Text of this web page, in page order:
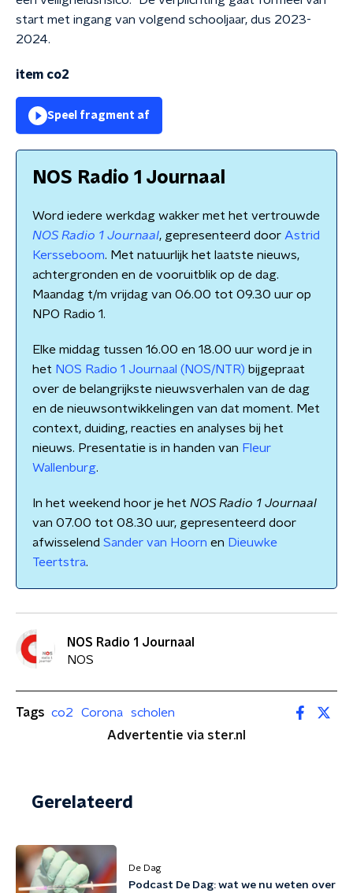
start met ingang van volgend schooljaar, dus 2023-
2024.
item co2
Speel fragment af
NOS Radio 1 Journaal
Word iedere werkdag wakker met het vertrouwde
NOS Radio 1 Journaal, gepresenteerd door Astrid
Kersseboom. Met natuurlijk het laatste nieuws,
achtergronden en de vooruitblik op de dag.
Maandag t/m vrijdag van 06.00 tot 09.30 uur op
NPO Radio 1.
Elke middag tussen 16.00 en 18.00 uur word je in
het NOS Radio 1 Journaal (NOS/NTR) bijgepraat
over de belangrijkste nieuwsverhalen van de dag
en de nieuwsontwikkelingen van dat moment. Met
context, duiding, reacties en analyses bij het
nieuws. Presentatie is in handen van Fleur
Wallenburg.
In het weekend hoor je het NOS Radio 1 Journaal
van 07.00 tot 08.30 uur, gepresenteerd door
afwisselend Sander van Hoorn en Dieuwke
Teertstra.
NOS Radio 1 Journaal
NOS
Tags co2 Corona
scholen
Advertentie via ster.nl
Gerelateerd
De Dag
Podcast De Dag: wat we nu weten over